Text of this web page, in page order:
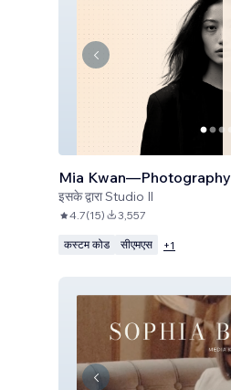
Mia Kwan—Photography
इसके द्वाराStudio Il
4.7(15) 3,557
कस्टम कोड सीएमएस +1